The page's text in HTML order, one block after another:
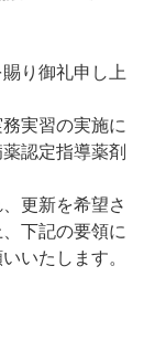
り御礼申し上
実習の実施に
認定指導薬剤
更新を希望さ
下記の要領に
いたします。